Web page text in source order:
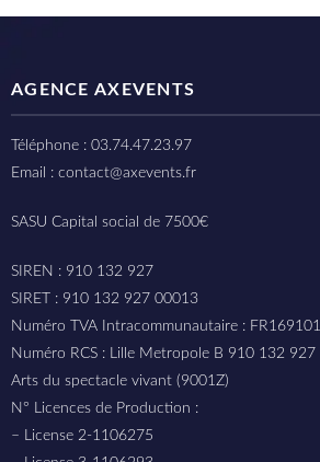
AGENCE AXEVENTS
Téléphone : 03.74.47.23.97
Email : contact@axevents.fr
SASU Capital social de 7500€
SIREN : 910 132 927
SIRET : 910 132 927 00013
Numéro TVA Intracommunautaire :
Numéro RCS : Lille Metropole B 910 132 927
Arts du spectacle vivant (9001Z)
N° Licences de Production :
– License 2-1106275